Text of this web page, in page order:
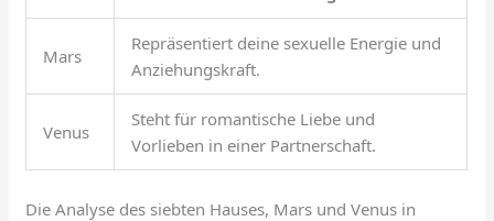
Mars
Repräsentiert deine sexuelle Energie und
Anziehungskraft.
Venus
Steht für romantische Liebe und
Vorlieben in einer Partnerschaft.
Die Analyse des siebten Hauses, Mars und Venus in